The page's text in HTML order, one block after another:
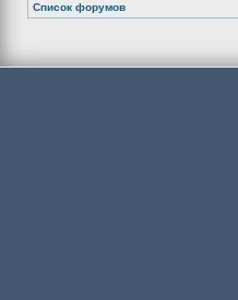
Список форумов